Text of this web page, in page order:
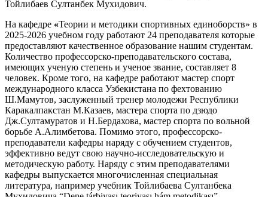
Тойлибаев Султанбек Мухидович.
На кафедре «Теории и методики спортивных единоборств» в
2025-2026 учебном году работают 24 преподавателя которые
предоставляют качественное образование нашим студентам.
Количество профессорско-преподавательского состава,
имеющих ученую степень и ученое звание, составляет 8
человек. Кроме того, на кафедре работают мастер спорт
международного класса Узбекистана по фехтованию
Ш.Мамутов, заслуженный тренер молодежи Республики
Каракалпакстан М.Казаев, мастера спорта по дзюдо
Дж.Султамуратов и Н.Бердахова, мастер спорта по вольной
борьбе А.Алимбетова. Помимо этого, профессорско-
преподаватели кафедры наряду с обучением студентов,
эффективно ведут свою научно-исследовательскую и
методическую работу. Наряду с этим преподавателями
кафедры выпускается многочисленная специальная
литература, например учебник Тойлибаева Султанбека